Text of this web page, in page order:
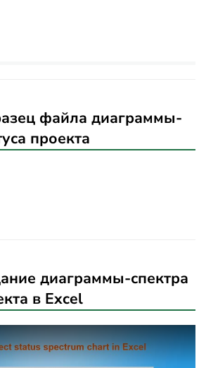
файла диаграммы-
проекта
диаграммы-спектра
в Excel